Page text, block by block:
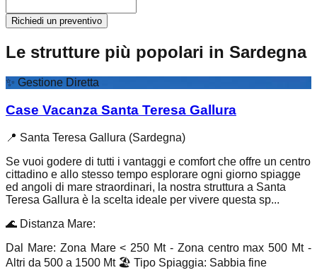
Richiedi un preventivo
Le strutture più popolari in Sardegna
✨ Gestione Diretta
Case Vacanza Santa Teresa Gallura
📍 Santa Teresa Gallura (Sardegna)
Se vuoi godere di tutti i vantaggi e comfort che offre un centro
cittadino e allo stesso tempo esplorare ogni giorno spiagge
ed angoli di mare straordinari, la nostra struttura a Santa
Teresa Gallura è la scelta ideale per vivere questa sp...
🌊 Distanza Mare:
Dal Mare: Zona Mare < 250 Mt - Zona centro max 500 Mt -
Altri da 500 a 1500 Mt 🏖️ Tipo Spiaggia: Sabbia fine